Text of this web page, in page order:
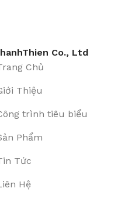
Co., Ltd
Chủ
Thiệu
trình tiêu biểu
Phẩm
Tức
Hệ